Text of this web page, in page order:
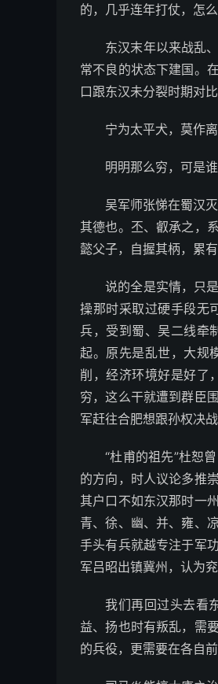
的，几乎连年打仗，怎
东汉末年以来战乱
常不良的状态下建国。
口跟东汉未分裂时期对
宁为太平犬，莫作
明明那么穷，可是谁
吴军师张悌在蜀汉
其德也。丕、叡承之，
懿父子，自握其柄，累
说的全是实情，只
操那时采取过硬手段无
兵，受到蜀、吴二线牵
起。原先是乱世，大规
削，经济环境好是好了
穷，这么干就遭到群臣
军赶往合肥想跟孙权决
“杜甫的祖先”杜恕
的方向，时人议论多推
其户口不如东汉那时一
青、徐、幽、并、雍、
手头有兵就越专注于军
军吕昭出镇冀州，认为
我们再回过头去看
益、扬也时有叛乱，需
的兵役，更需要在各自